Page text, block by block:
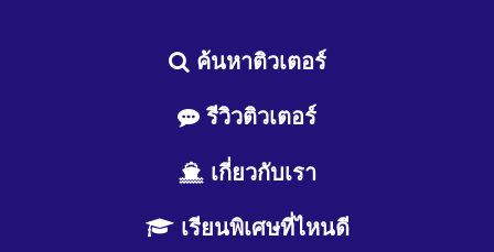
ค้นหาติวเตอร์
รีวิวติวเตอร์
เกี่ยวกับเรา
เรียนพิเศษที่ไหนดี